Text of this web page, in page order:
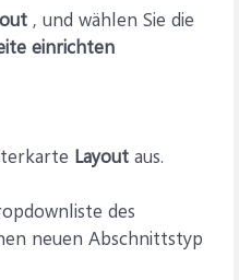
, und wählen Sie die
einrichten
Layout aus.
des
neuen Abschnittstyp